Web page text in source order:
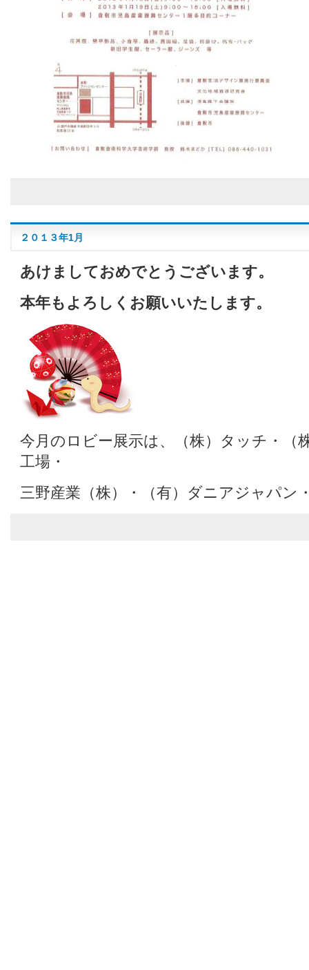
２０１３年1月
あけましておめでとうございます。
本年もよろしくお願いいたします。
今月のロビー展示は、（株）タッチ・（
工場・
三野産業（株）・（有）ダニアジャパン